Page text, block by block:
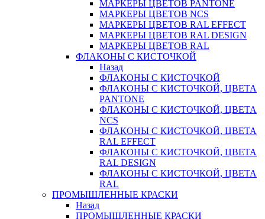
МАРКЕРЫ ЦВЕТОВ PANTONE
МАРКЕРЫ ЦВЕТОВ NCS
МАРКЕРЫ ЦВЕТОВ RAL EFFECT
МАРКЕРЫ ЦВЕТОВ RAL DESIGN
МАРКЕРЫ ЦВЕТОВ RAL
ФЛАКОНЫ С КИСТОЧКОЙ
Назад
ФЛАКОНЫ С КИСТОЧКОЙ
ФЛАКОНЫ С КИСТОЧКОЙ, ЦВЕТА
PANTONE
ФЛАКОНЫ С КИСТОЧКОЙ, ЦВЕТА
NCS
ФЛАКОНЫ С КИСТОЧКОЙ, ЦВЕТА
RAL EFFECT
ФЛАКОНЫ С КИСТОЧКОЙ, ЦВЕТА
RAL DESIGN
ФЛАКОНЫ С КИСТОЧКОЙ, ЦВЕТА
RAL
ПРОМЫШЛЕННЫЕ КРАСКИ
Назад
ПРОМЫШЛЕННЫЕ КРАСКИ